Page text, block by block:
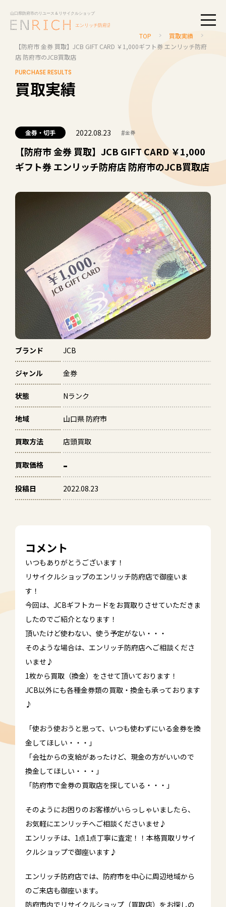
TOP
買取実績
【防府市 金券 買取】JCB GIFT CARD ￥1,000ギフト券 エンリッチ防府
店 防府市のJCB買取店
PURCHASE RESULTS
買取実績
金券・切手 2022.08.23 #金券
【防府市 金券 買取】JCB GIFT CARD ￥1,000
ギフト券 エンリッチ防府店 防府市のJCB買取店
ブランド JCB
ジャンル 金券
状態 Nランク
地域 山口県 防府市
買取方法 店頭買取
買取価格 -
投稿日 2022.08.23
コメント
いつもありがとうございます！
リサイクルショップのエンリッチ防府店で御座いま
す！
今回は、JCBギフトカードをお買取りさせていただきま
したのでご紹介となります！
頂いたけど使わない、使う予定がない・・・
そのような場合は、エンリッチ防府店へご相談くださ
いませ♪
1枚から買取（換金）をさせて頂いております！
JCB以外にも各種金券類の買取・換金も承っております
♪
「使おう使おうと思って、いつも使わずにいる金券を換
金してほしい・・・」
「会社からの支給があったけど、現金の方がいいので
換金してほしい・・・」
「防府市で金券の買取店を探している・・・」
そのようにお困りのお客様がいらっしゃいましたら、
お気軽にエンリッチへご相談くださいませ♪
エンリッチは、1点1点丁寧に査定！！本格買取リサイ
クルショップで御座います♪
エンリッチ防府店では、防府市を中心に周辺地域から
のご来店も御座います。
防府市内でリサイクルショップ（買取店）をお探しの